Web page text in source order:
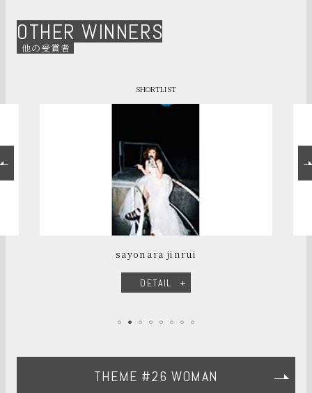
OTHER WINNERS
他の受賞者
SHORTLIST
sayonara jinrui
DETAIL
THEME #26 WOMAN